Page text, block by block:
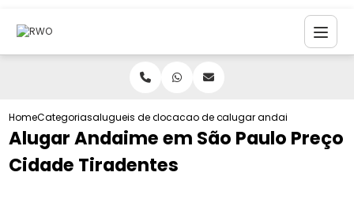
HomeCategoriasalugueis de andaimeslocacao de andaimes de ferro
alugar andaime em sao
Alugar Andaime em São Paulo Preço
Cidade Tiradentes